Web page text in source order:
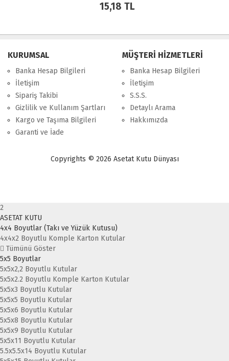
15,18 TL
KURUMSAL
Banka Hesap Bilgileri
İletişim
Sipariş Takibi
Gizlilik ve Kullanım Şartları
Kargo ve Taşıma Bilgileri
Garanti ve İade
MÜŞTERİ HİZMETLERİ
Banka Hesap Bilgileri
İletişim
S.S.S.
Detaylı Arama
Hakkımızda
Copyrights © 2026 Asetat Kutu Dünyası
2
ASETAT KUTU
4x4 Boyutlar (Takı ve Yüzük Kutusu)
4x4x2 Boyutlu Komple Karton Kutular
Tümünü Göster
5x5 Boyutlar
5x5x2,2 Boyutlu Kutular
5x5x2.2 Boyutlu Komple Karton Kutular
5x5x3 Boyutlu Kutular
5x5x5 Boyutlu Kutular
5x5x6 Boyutlu Kutular
5x5x8 Boyutlu Kutular
5x5x9 Boyutlu Kutular
5x5x11 Boyutlu Kutular
5.5x5.5x14 Boyutlu Kutular